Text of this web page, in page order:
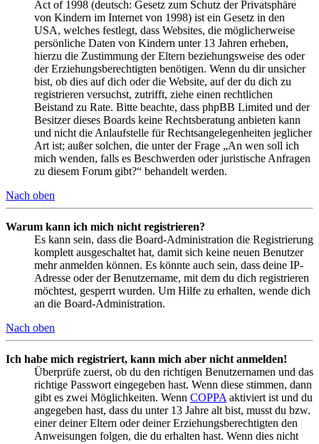
Act of 1998 (deutsch: Gesetz zum Schutz der Privatsphäre
von Kindern im Internet von 1998) ist ein Gesetz in den
USA, welches festlegt, dass Websites, die möglicherweise
persönliche Daten von Kindern unter 13 Jahren erheben,
hierzu die Zustimmung der Eltern beziehungsweise des oder
der Erziehungsberechtigten benötigen. Wenn du dir unsicher
bist, ob dies auf dich oder die Website, auf der du dich zu
registrieren versuchst, zutrifft, ziehe einen rechtlichen
Beistand zu Rate. Bitte beachte, dass phpBB Limited und der
Besitzer dieses Boards keine Rechtsberatung anbieten kann
und nicht die Anlaufstelle für Rechtsangelegenheiten jeglicher
Art ist; außer solchen, die unter der Frage „An wen soll ich
mich wenden, falls es Beschwerden oder juristische Anfragen
zu diesem Forum gibt?“ behandelt werden.
Nach oben
Warum kann ich mich nicht registrieren?
Es kann sein, dass die Board-Administration die Registrierung
komplett ausgeschaltet hat, damit sich keine neuen Benutzer
mehr anmelden können. Es könnte auch sein, dass deine IP-
Adresse oder der Benutzername, mit dem du dich registrieren
möchtest, gesperrt wurden. Um Hilfe zu erhalten, wende dich
an die Board-Administration.
Nach oben
Ich habe mich registriert, kann mich aber nicht anmelden!
Überprüfe zuerst, ob du den richtigen Benutzernamen und das
richtige Passwort eingegeben hast. Wenn diese stimmen, dann
gibt es zwei Möglichkeiten. Wenn COPPA aktiviert ist und du
angegeben hast, dass du unter 13 Jahre alt bist, musst du bzw.
einer deiner Eltern oder deiner Erziehungsberechtigten den
Anweisungen folgen, die du erhalten hast. Wenn dies nicht